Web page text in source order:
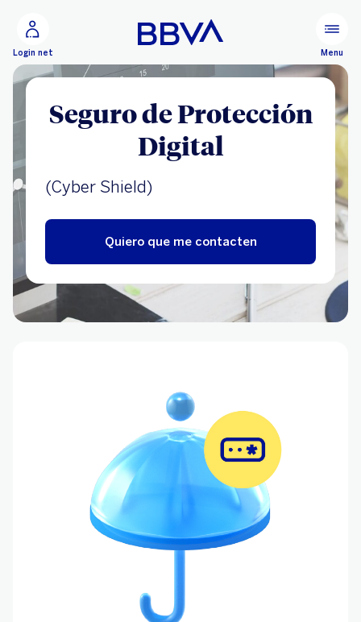
Configurar
Login net Menu
Seguro de Protección
Digital
(Cyber Shield)
Quiero que me contacten